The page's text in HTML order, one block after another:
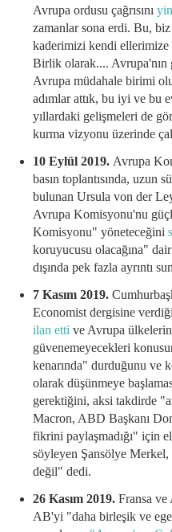
Avrupa ordusu çağrısını
zamanlar sona erdi. Bu,
kaderimizi kendi ellerimize
Birlik olarak.... Avrupa'nın
Avrupa müdahale birimi
adımlar attık, bu iyi ve bu
yıllardaki gelişmeleri de
kurma vizyonu üzerinde
10 Eylül 2019. Avrupa
basın toplantısında,
bulunan Ursula von der
Avrupa Komisyonu'nu
Komisyonu" yöneteceğini
koruyucusu olacağına"
dışında pek fazla ayrıntı
7 Kasım 2019.
Economist dergisine
ilan etti ve Avrupa
güvenemeyecekleri
kenarında" durduğunu ve
olarak düşünmeye
gerektiğini, aksi takdirde
Macron, ABD Başkanı
fikrini paylaşmadığı" için
söyleyen Şansölye
değil" dedi.
26 Kasım 2019. Fransa
AB'yi "daha birleşik ve